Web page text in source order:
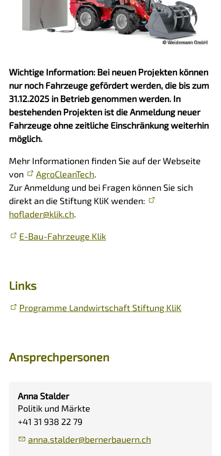
Wichtige Information: Bei neuen Projekten können
nur noch Fahrzeuge gefördert werden, die bis zum
31.12.2025 in Betrieb genommen werden. In
bestehenden Projekten ist die Anmeldung neuer
Fahrzeuge ohne zeitliche Einschränkung weiterhin
möglich.
Mehr Informationen finden Sie auf der Webseite
von
AgroCleanTech.
Zur Anmeldung und bei Fragen können Sie sich
direkt an die Stiftung KliK wenden:
hoflader@klik.ch.
E-Bau-Fahrzeuge Klik
Links
Programme Landwirtschaft Stiftung KliK
Ansprechpersonen
Anna Stalder
Politik und Märkte
+41 31 938 22 79
nn
st ld r b rn rb rn ch